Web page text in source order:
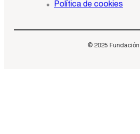
Política de cookies
© 2025 Fundación